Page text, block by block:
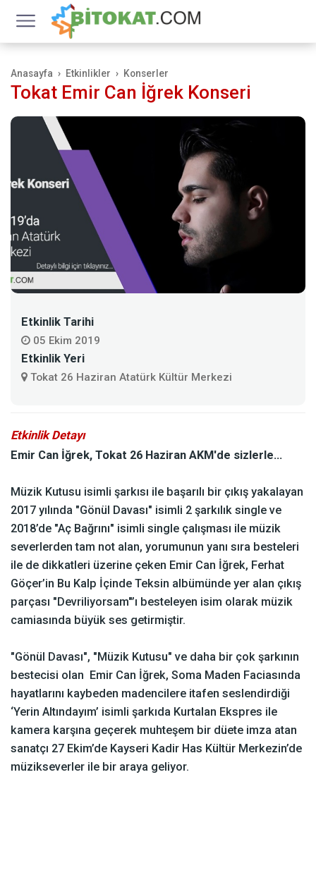
Anasayfa Etkinlikler Konserler
Tokat Emir Can İğrek Konseri
Etkinlik Tarihi
05 Ekim 2019
Etkinlik Yeri
Tokat 26 Haziran Atatürk Kültür Merkezi
Etkinlik Detayı
Emir Can İğrek, Tokat 26 Haziran AKM'de sizlerle...
Müzik Kutusu isimli şarkısı ile başarılı bir çıkış yakalayan
2017 yılında "Gönül Davası" isimli 2 şarkılık single ve
2018’de "Aç Bağrını" isimli single çalışması ile müzik
severlerden tam not alan, yorumunun yanı sıra besteleri
ile de dikkatleri üzerine çeken Emir Can İğrek, Ferhat
Göçer’in Bu Kalp İçinde Teksin albümünde yer alan çıkış
parçası "Devriliyorsam"’ı besteleyen isim olarak müzik
camiasında büyük ses getirmiştir.
"Gönül Davası", "Müzik Kutusu" ve daha bir çok şarkının
bestecisi olan Emir Can İğrek, Soma Maden Faciasında
hayatlarını kaybeden madencilere itafen seslendirdiği
‘Yerin Altındayım’ isimli şarkıda Kurtalan Ekspres ile
kamera karşına geçerek muhteşem bir düete imza atan
sanatçı 27 Ekim’de Kayseri Kadir Has Kültür Merkezin’de
müzikseverler ile bir araya geliyor.